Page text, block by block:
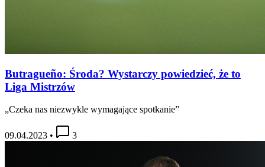
Butragueño: Środa? Wystarczy powiedzieć, że to
Liga Mistrzów
„Czeka nas niezwykle wymagające spotkanie”
09.04.2023 • 3